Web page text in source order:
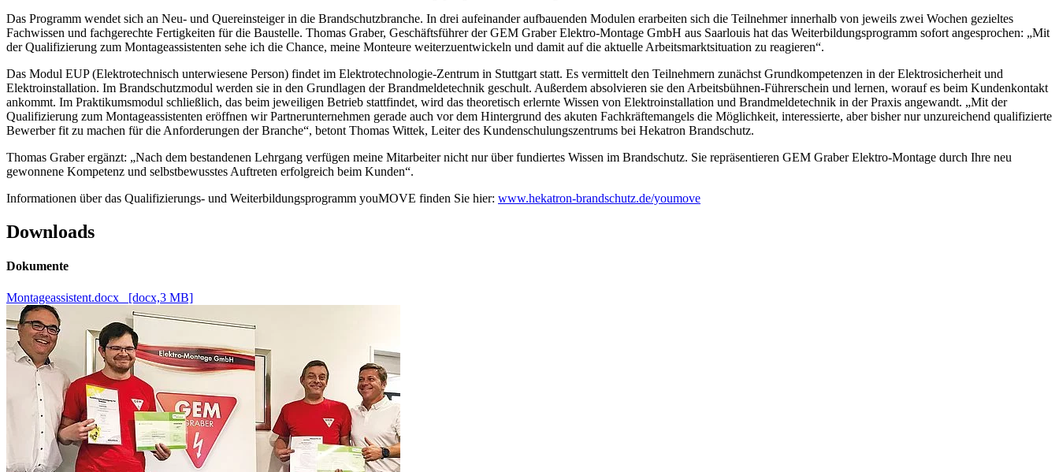
Das Programm wendet sich an Neu- und Quereinsteiger in die Brandschutzbranche. In drei aufeinander aufbauenden Modulen erarbeiten sich die Teilnehmer innerhalb von jeweils zwei Wochen gezieltes
Fachwissen und fachgerechte Fertigkeiten für die Baustelle. Thomas Graber, Geschäftsführer der GEM Graber Elektro-Montage GmbH aus Saarlouis hat das Weiterbildungsprogramm sofort angesprochen: „Mit
der Qualifizierung zum Montageassistenten sehe ich die Chance, meine Monteure weiterzuentwickeln und damit auf die aktuelle Arbeitsmarktsituation zu reagieren“.
Das Modul EUP (Elektrotechnisch unterwiesene Person) findet im Elektrotechnologie-Zentrum in Stuttgart statt. Es vermittelt den Teilnehmern zunächst Grundkompetenzen in der Elektrosicherheit und
Elektroinstallation. Im Brandschutzmodul werden sie in den Grundlagen der Brandmeldetechnik geschult. Außerdem absolvieren sie den Arbeitsbühnen-Führerschein und lernen, worauf es beim Kundenkontakt
ankommt. Im Praktikumsmodul schließlich, das beim jeweiligen Betrieb stattfindet, wird das theoretisch erlernte Wissen von Elektroinstallation und Brandmeldetechnik in der Praxis angewandt. „Mit der
Qualifizierung zum Montageassistenten eröffnen wir Partnerunternehmen gerade auch vor dem Hintergrund des akuten Fachkräftemangels die Möglichkeit, interessierte, aber bisher nur unzureichend qualifizierte
Bewerber fit zu machen für die Anforderungen der Branche“, betont Thomas Wittek, Leiter des Kundenschulungszentrums bei Hekatron Brandschutz.
Thomas Graber ergänzt: „Nach dem bestandenen Lehrgang verfügen meine Mitarbeiter nicht nur über fundiertes Wissen im Brandschutz. Sie repräsentieren GEM Graber Elektro-Montage durch Ihre neu
gewonnene Kompetenz und selbstbewusstes Auftreten erfolgreich beim Kunden“.
Informationen über das Qualifizierungs- und Weiterbildungsprogramm youMOVE finden Sie hier: www.hekatron-brandschutz.de/youmove
Downloads
Dokumente
Montageassistent.docx [docx,3 MB]